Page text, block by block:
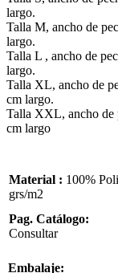
largo.
Talla M, ancho de
largo.
Talla L , ancho de
largo.
Talla XL, ancho de
cm largo.
Talla XXL, ancho de
cm largo
Material : 100%
grs/m2
Pag. Catálogo:
Consultar
Embalaje: